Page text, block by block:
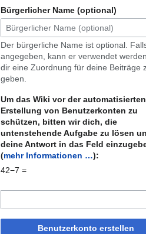
Bürgerlicher Name (optional)
Der bürgerliche Name ist optional.
angegeben, kann er verwendet
dir eine Zuordnung für deine Beiträge
geben.
Um das Wiki vor der automatisierten
Erstellung von Benutzerkonten zu
schützen, bitten wir dich, die
untenstehende Aufgabe zu lösen
deine Antwort in das Feld
(mehr Informationen …):
42−7 =
Benutzerkonto erstellen